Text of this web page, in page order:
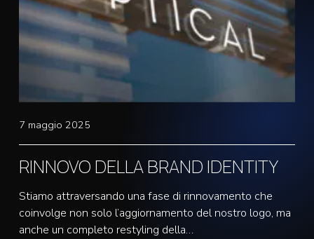
7 maggio 2025
RINNOVO DELLA BRAND IDENTITY
Stiamo attraversando una fase di rinnovamento che
coinvolge non solo l’aggiornamento del nostro logo, ma
anche un completo restyling della…